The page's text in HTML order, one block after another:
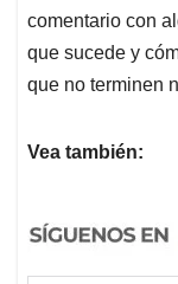
comentario con
que sucede y
que no terminen
Vea también: